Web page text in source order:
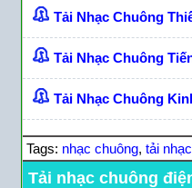
Tải Nhạc Chuông
Tải Nhạc Chuông
Tải Nhạc Chuông
Tags: nhạc chuông, tải
Tải nhạc chuông